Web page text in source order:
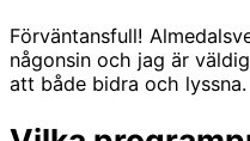
Förväntansfull!
någonsin och jag är
att både bidra och lyssna.